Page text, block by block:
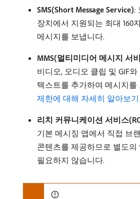
SMS(Short Message Service):
장치에서 지원되는 최대 160
메시지를 보냅니다.
MMS(멀티미디어 메시지 서
비디오, 오디오 클립 및 GIF와
텍스트를 추가하여 메시지를
제한에 대해 자세히 알아보기
리치 커뮤니케이션 서비스
기본 메시징 앱에서 직접 브
콘텐츠를 제공하므로 별도의
필요하지 않습니다.